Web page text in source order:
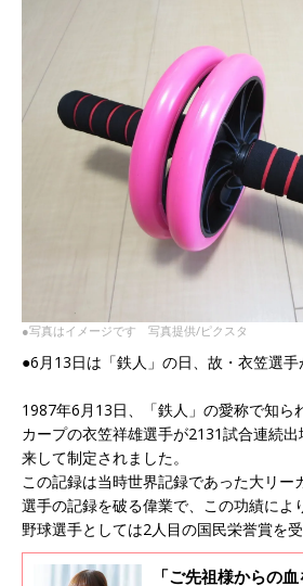
●写真はイメージです 写真提供/ピクスタ
●6月13日は「鉄人」の日、故・衣笠選手
1987年6月13日、「鉄人」の愛称で知ら
カープの衣笠祥雄選手が2131試合連続
来して制定されました。
この記録は当時世界記録であった大リー
選手の記録を破る偉業で、この功績によ
野球選手としては2人目の国民栄誉賞を受
「ご先祖様からの